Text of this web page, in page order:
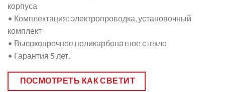
корпуса
• Комплектация: электропроводка, установочный
комплект
• Высокопрочное поликарбонатное стекло
• Гарантия 5 лет.
ПОСМОТРЕТЬ КАК СВЕТИТ